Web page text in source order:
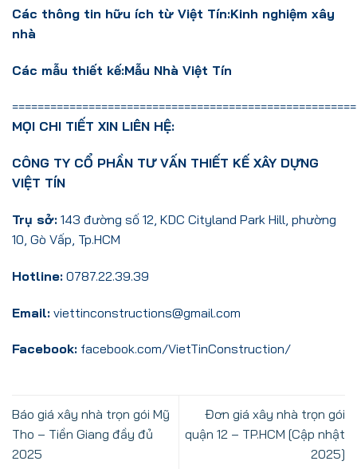
Các thông tin hữu ích từ Việt Tín:Kinh nghiệm xây
nhà
Các mẫu thiết kế:Mẫu Nhà Việt Tín
======================================================
MỌI CHI TIẾT XIN LIÊN HỆ:
CÔNG TY CỔ PHẦN TƯ VẤN THIẾT KẾ XÂY DỰNG
VIỆT TÍN
Trụ sở: 143 đường số 12, KDC Cityland Park Hill, phường
10, Gò Vấp, Tp.HCM
Hotline: 0787.22.39.39
Email: viettinconstructions@gmail.com
Facebook: facebook.com/VietTinConstruction/
Báo giá xây nhà trọn gói Mỹ
Tho – Tiền Giang đầy đủ
2025
Đơn giá xây nhà trọn gói
quận 12 – TP.HCM [Cập nhật
2025]